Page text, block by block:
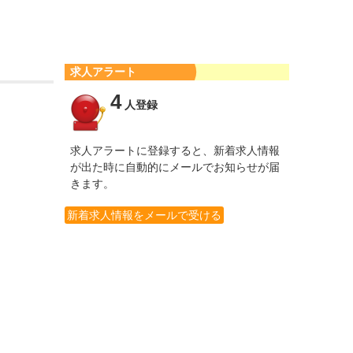
求人アラート
4人登録
求人アラートに登録すると、新着求人情報
が出た時に自動的にメールでお知らせが届
きます。
新着求人情報をメールで受ける